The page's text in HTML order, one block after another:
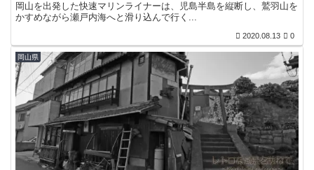
岡山を出発した快速マリンライナーは、児島半島を縦断し、鷲羽山を
かすめながら瀬戸内海へと滑り込んで行く...
2020.08.13 0
岡山県